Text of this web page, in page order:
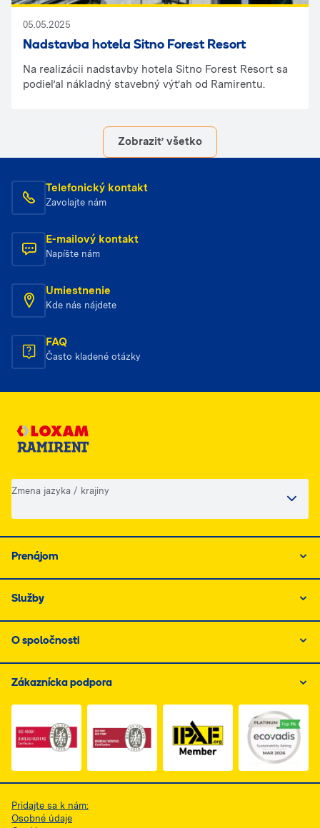
05.05.2025
Nadstavba hotela Sitno Forest Resort
Na realizácii nadstavby hotela Sitno Forest Resort sa
podieľal nákladný stavebný výťah od Ramirentu.
Zobraziť všetko
Telefonický kontakt
Zavolajte nám
E-mailový kontakt
Napíšte nám
Umiestnenie
Kde nás nájdete
FAQ
Často kladené otázky
Zmena jazyka / krajiny
Prenájom
Služby
O spoločnosti
Zákaznícka podpora
Link do dokumentu PDF z certyfikatem ISO 1, otwiera
Link do dokumentu PDF z
Link do dokumentu
Pridajte sa k nám:
Osobné údaje